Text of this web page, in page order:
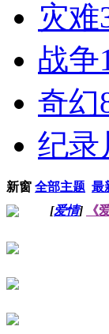
灾难
战争
奇幻
纪录
新窗 全部主题 最
[爱情] 《